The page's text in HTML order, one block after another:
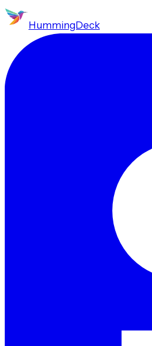
HummingDeck